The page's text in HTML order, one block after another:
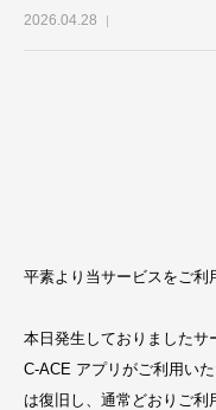
2026.04.28
平素より当サービスをご利
本日発生しておりましたサ
C-ACE アプリがご利用い
は復旧し、通常どおりご利